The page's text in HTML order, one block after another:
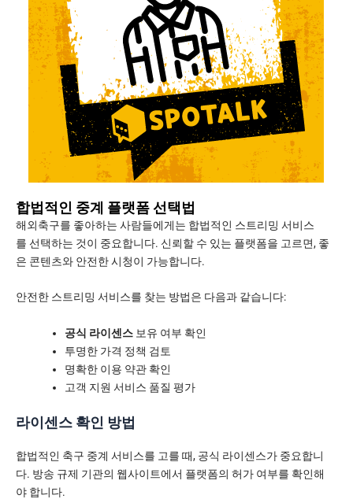
합법적인 중계 플랫폼 선택법
해외축구를 좋아하는 사람들에게는 합법적인 스트리밍 서비스
를 선택하는 것이 중요합니다. 신뢰할 수 있는 플랫폼을 고르면, 좋
은 콘텐츠와 안전한 시청이 가능합니다.
안전한 스트리밍 서비스를 찾는 방법은 다음과 같습니다:
공식 라이센스 보유 여부 확인
투명한 가격 정책 검토
명확한 이용 약관 확인
고객 지원 서비스 품질 평가
라이센스 확인 방법
합법적인 축구 중계 서비스를 고를 때, 공식 라이센스가 중요합니
다. 방송 규제 기관의 웹사이트에서 플랫폼의 허가 여부를 확인해
야 합니다.